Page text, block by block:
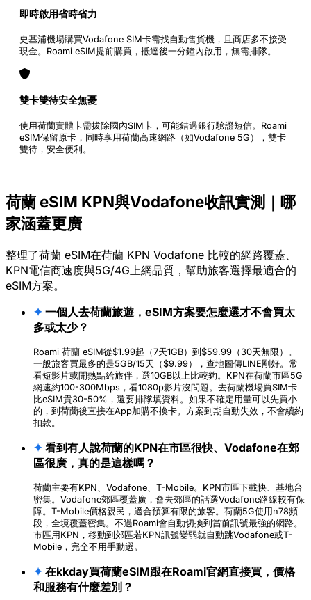
即時啟用省時省力
史基浦機場購買Vodafone SIM卡需找自動售貨機，且商店多不接受
現金。Roami eSIM提前購買，抵達後一分鐘內啟用，無需排隊。
雙卡雙待安全無憂
使用荷蘭實體卡需拔除國內SIM卡，可能錯過銀行驗證短信。Roami
eSIM保留原卡，同時享用荷蘭高速網路（如Vodafone 5G），雙卡
雙待，安全便利。
荷蘭 eSIM KPN與Vodafone收訊實測｜哪
家涵蓋更廣
整理了荷蘭 eSIM在荷蘭 KPN Vodafone 比較的網路覆蓋、
KPN電信商速度與5G/4G上網品質，幫助旅客選擇最適合的
eSIM方案。
✦ 一個人去荷蘭旅遊，eSIM方案要怎麼選才不會買太
多或太少？
Roami 荷蘭 eSIM從$1.99起（7天1GB）到$59.99（30天無限）。
一般旅客買最多的是5GB/15天（$9.99），查地圖傳LINE剛好。常
看短影片或開熱點給旅伴，選10GB以上比較夠。KPN在荷蘭市區5G
網速約100-300Mbps，看1080p影片沒問題。去荷蘭機場買SIM卡
比eSIM貴30-50%，還要排隊填資料。如果不確定用量可以先買小
的，到荷蘭後直接在App加購不換卡。方案到期自動失效，不會續約
扣款。
✦ 看到有人說荷蘭的KPN在市區很快、Vodafone在郊
區很廣，真的是這樣嗎？
荷蘭主要有KPN、Vodafone、T-Mobile。KPN市區下載快、基地台
密集。Vodafone郊區覆蓋廣，會去郊區的話選Vodafone路線較有保
障。T-Mobile價格親民，適合預算有限的旅客。荷蘭5G使用n78頻
段，全境覆蓋密集。不過Roami會自動切換到當前訊號最強的網路。
市區用KPN，移動到郊區若KPN訊號變弱就自動跳Vodafone或T-
Mobile，完全不用手動選。
✦ 在kkday買荷蘭eSIM跟在Roami官網直接買，價格
和服務有什麼差別？